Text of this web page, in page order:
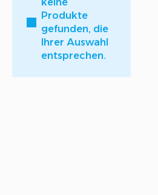
Produkte
gefunden, die
Ihrer Auswahl
entsprechen.